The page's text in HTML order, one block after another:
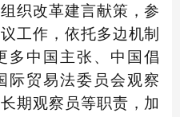
织改革建言献策，参
工作，依托多边机制
多中国主张、中国倡
际贸易法委员会观察
期观察员等职责，加